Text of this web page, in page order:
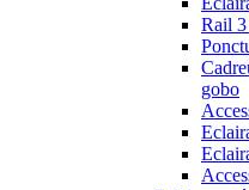
Rail
gobo